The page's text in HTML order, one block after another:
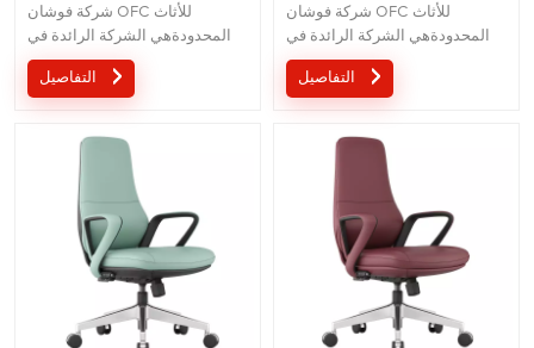
شركة فوشان OFC للأثاث
المحدودةهي الشركة الرائدة في
تصنيع الكراسي المكتبية المريحة
عالية الجودة.مع 5 سنوات من
الاستثنائي لإنتاجية مكان العمل.بريد
إلكتروني
:الاستفسار@jnsvip.com
شركة فوشان OFC للأثاث
المحدودةهي الشركة الرائدة في
تصنيع الكراسي المكتبية المريحة
عالية الجودة.مع 5 سنوات من
الاستثنائي لإنتاجية مكان العمل.بريد
إلكتروني
:الاستفسار@jnsvip.com